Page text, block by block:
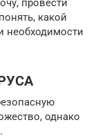
провести
какой
необходимости
однако